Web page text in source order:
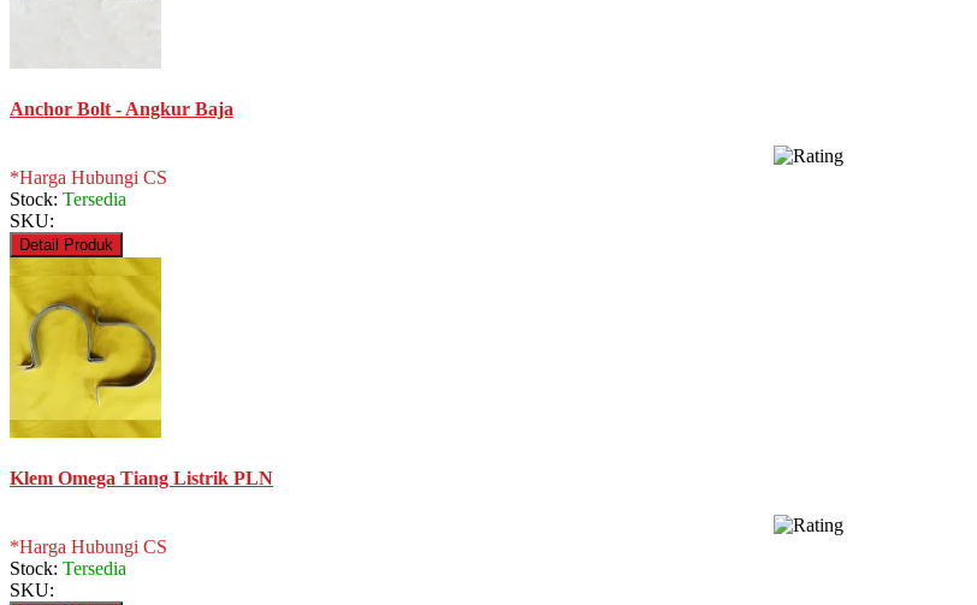
Anchor Bolt - Angkur Baja
*Harga Hubungi CS
Stock: Tersedia
SKU:
Detail Produk
Klem Omega Tiang Listrik PLN
*Harga Hubungi CS
Stock: Tersedia
SKU: